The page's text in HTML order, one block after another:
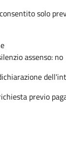
consentito solo
assenso: no
previo